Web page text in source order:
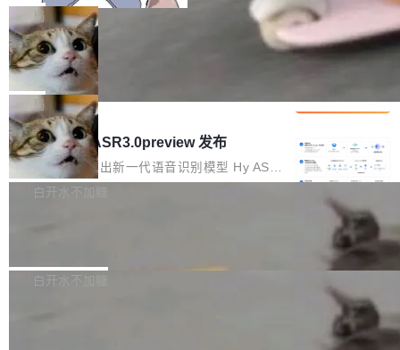
x / Harmony PC curl -fsSL https://solon.noea
r.org/solon...
不断累积，代码仓中的模块关系、接口契约、业
务逻辑等关键信息往往分散于数十乃至数百个文
件之中，形成高度复杂的知识关联网络。传统的
代码检索手段（如关键词匹配、目录遍历）仅能
在语法层面完成文本定位，难以触及代码的语义
内涵与结构关联，导致开发者使用代码智能体在
理解大规模代码仓时面临显著"代码仓理解"瓶
颈。 代码仓深度理解服务（以下简称" CodeBas
e深度理解服务"）是华为云码道（CodeA...
名90后算法工程师王某，为了给自己接的私活腾
服务器空间，删光了公司AI游戏部门的全部核心
数据。 王某2024年1月入职东城区某科技公司AI
短剧部门，有互联网大厂背景。在公司内部架构
调整期间，部门三次通知全员将数据从A集群迁
移到B集群，王某都回复了"收到"。 他没有迁移
数据。2024年9月3日下午4点，他使用此前登录
的账号密码进入A集群，输入了一条被程序员圈
称为"删库跑路"的命令——最高管理员权限、无
自研的多个文生3D和...
局
Cloudflare 分享推理优化实践：KV ca
che 量化 + 权重压缩，吞吐量提升 4
1%，成本降 30%
Kimi 和 GLM 是当前最强的大模型系列之一，但
它们有一个共同的问题：太吃显存了。月之暗面
的 Kimi K 系列和智谱的 GLM 都是长上下文、M
oE 架构的大模型，好用到让人上瘾，但 GPU 显
存永远不够用。 Cloudflare 的 Workers AI 团队
一直在跑这些模型的推理。他们在官方博客上发
整性保护。效果是：吞吐量提升 41%，每 token
局
腾讯混元 Hy ASR3.0preview 发布
腾讯混元正式推出新一代语音识别模型 Hy ASR
3.0preview。基于最新一代大语言模型 Hy3 的
让语音识别不再只是听清，而是真正听懂。通过
白开水不加糖
新和少量网页兼容性修复版本。 Changes/fixe
白开水不加糖